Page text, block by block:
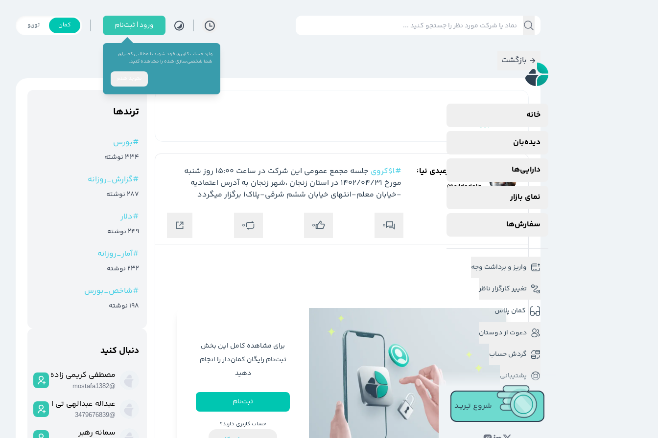
ورود | ثبت‌نام
وارد حساب کاربری خود شوید تا مطالبی که برای
شما شخصی‌سازی شده را مشاهده کنید.
کمان توربو
خانه
دیده‌بان
دارایی‌ها
نمای بازار
سفارش‌ها
واریز و برداشت وجه
تغییر کارگزار ناظر
کمان پلاس
دعوت از دوستان
متوجه شدم
گردش حساب
پشتیبانی
شروع تـِـریـد
بازگشت
نیلوفر دلیرعبدی نیاء
@nildadalir
#l$کروی
-خيابان معلم-انتهاي خيابان ششم شرقي-پلاک1 برگزار میگردد
0
0
0
برای مشاهده کامل این بخش
ثبت‌نام رایگان کمان‌دار را انجام
دهید
ثبت‌نام
حساب کاربری دارید؟
ترند‌ها
#بورس
334 نوشته
#گزارش_روزانه
287 نوشته
#دلار
249 نوشته
#آمار_روزانه
232 نوشته
#شاخص_بورس
198 نوشته
دنبال کنید
مصطفی کریمی زاده
@
mostafa1382
عبداله عبدالهی تی اب
@
3479676839
سمانه رهبر